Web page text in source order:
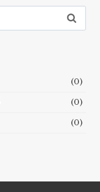
Ieškoti
(0)
(0)
(0)